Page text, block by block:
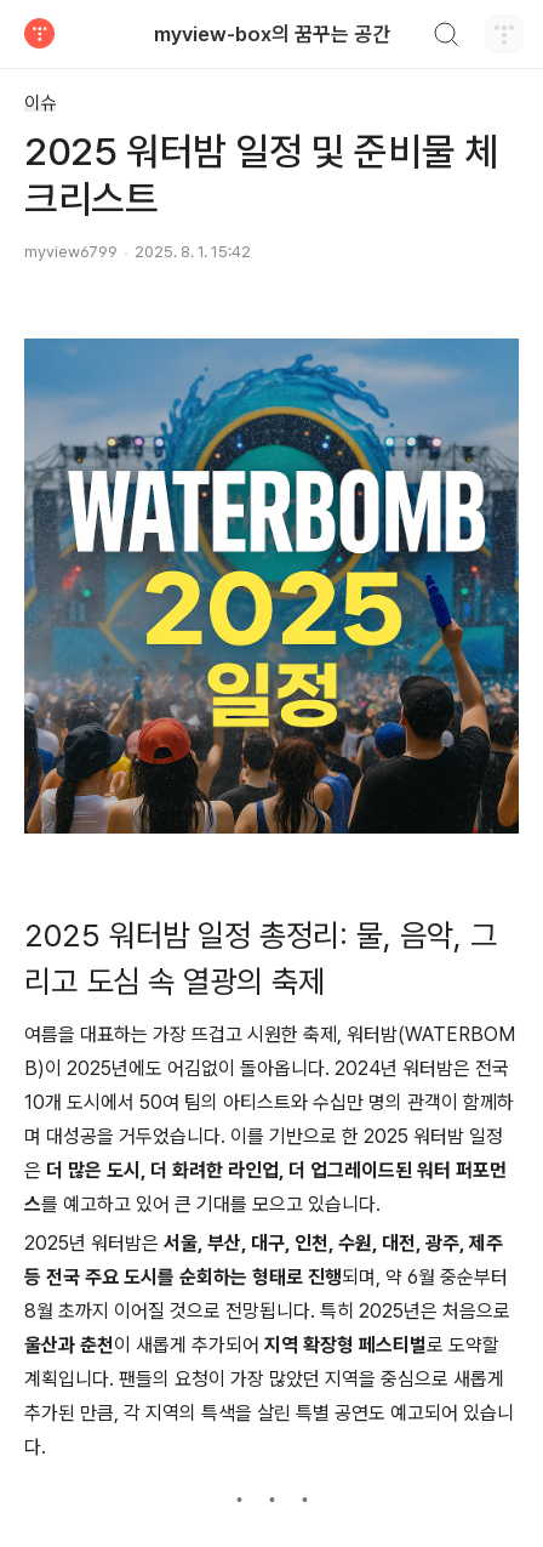
myview-box의 꿈꾸는 공간
이슈
2025 워터밤 일정 및 준비물 체
크리스트
myview6799 2025. 8. 1. 15:42
2025 워터밤 일정 총정리: 물, 음악, 그
리고 도심 속 열광의 축제
여름을 대표하는 가장 뜨겁고 시원한 축제, 워터밤(WATERBOM
B)이 2025년에도 어김없이 돌아옵니다. 2024년 워터밤은 전국
10개 도시에서 50여 팀의 아티스트와 수십만 명의 관객이 함께하
며 대성공을 거두었습니다. 이를 기반으로 한 2025 워터밤 일정
은 더 많은 도시, 더 화려한 라인업, 더 업그레이드된 워터 퍼포먼
스를 예고하고 있어 큰 기대를 모으고 있습니다.
2025년 워터밤은 서울, 부산, 대구, 인천, 수원, 대전, 광주, 제주
등 전국 주요 도시를 순회하는 형태로 진행되며, 약 6월 중순부터
8월 초까지 이어질 것으로 전망됩니다. 특히 2025년은 처음으로
울산과 춘천이 새롭게 추가되어 지역 확장형 페스티벌로 도약할
계획입니다. 팬들의 요청이 가장 많았던 지역을 중심으로 새롭게
추가된 만큼, 각 지역의 특색을 살린 특별 공연도 예고되어 있습니
다.